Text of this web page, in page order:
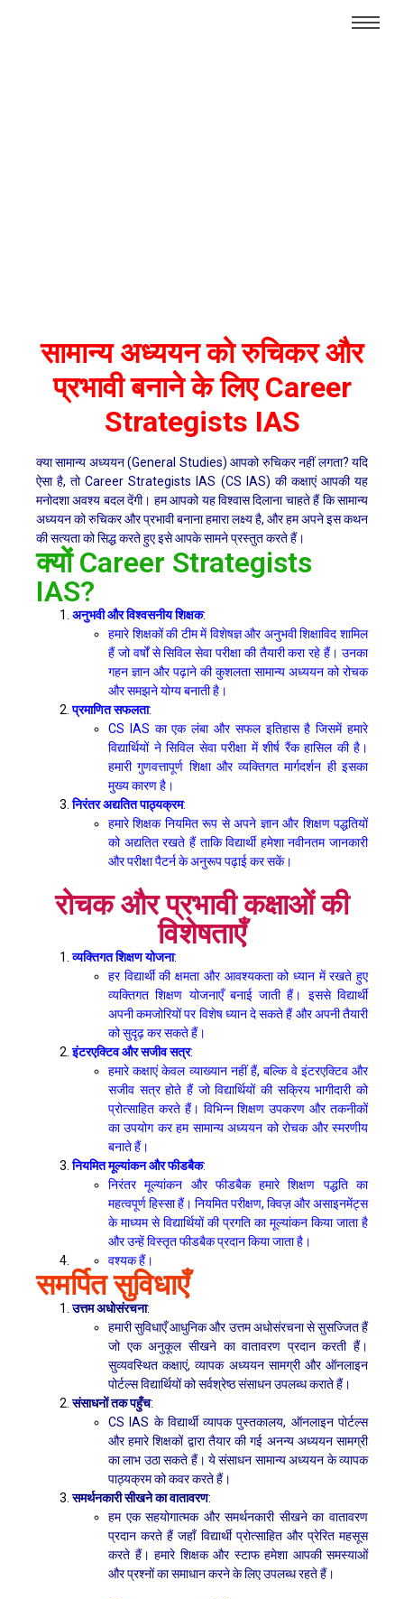
सामान्य अध्ययन को रुचिकर और
प्रभावी बनाने के लिए Career
Strategists IAS
क्या सामान्य अध्ययन (General Studies) आपको रुचिकर नहीं लगता? यदि
ऐसा है, तो Career Strategists IAS (CS IAS) की कक्षाएं आपकी यह
मनोदशा अवश्य बदल देंगी। हम आपको यह विश्वास दिलाना चाहते हैं कि सामान्य
अध्ययन को रुचिकर और प्रभावी बनाना हमारा लक्ष्य है, और हम अपने इस कथन
की सत्यता को सिद्ध करते हुए इसे आपके सामने प्रस्तुत करते हैं।
क्यों Career Strategists
IAS?
अनुभवी और विश्वसनीय शिक्षक:
हमारे शिक्षकों की टीम में विशेषज्ञ और अनुभवी शिक्षाविद शामिल
हैं जो वर्षों से सिविल सेवा परीक्षा की तैयारी करा रहे हैं। उनका
गहन ज्ञान और पढ़ाने की कुशलता सामान्य अध्ययन को रोचक
और समझने योग्य बनाती है।
प्रमाणित सफलता:
CS IAS का एक लंबा और सफल इतिहास है जिसमें हमारे
विद्यार्थियों ने सिविल सेवा परीक्षा में शीर्ष रैंक हासिल की है।
हमारी गुणवत्तापूर्ण शिक्षा और व्यक्तिगत मार्गदर्शन ही इसका
मुख्य कारण है।
निरंतर अद्यतित पाठ्यक्रम:
हमारे शिक्षक नियमित रूप से अपने ज्ञान और शिक्षण पद्धतियों
को अद्यतित रखते हैं ताकि विद्यार्थी हमेशा नवीनतम जानकारी
और परीक्षा पैटर्न के अनुरूप पढ़ाई कर सकें।
रोचक और प्रभावी कक्षाओं की
विशेषताएँ
व्यक्तिगत शिक्षण योजना:
हर विद्यार्थी की क्षमता और आवश्यकता को ध्यान में रखते हुए
व्यक्तिगत शिक्षण योजनाएँ बनाई जाती हैं। इससे विद्यार्थी
अपनी कमजोरियों पर विशेष ध्यान दे सकते हैं और अपनी तैयारी
को सुदृढ़ कर सकते हैं।
इंटरएक्टिव और सजीव सत्र:
हमारे कक्षाएं केवल व्याख्यान नहीं हैं, बल्कि वे इंटरएक्टिव और
सजीव सत्र होते हैं जो विद्यार्थियों की सक्रिय भागीदारी को
प्रोत्साहित करते हैं। विभिन्न शिक्षण उपकरण और तकनीकों
का उपयोग कर हम सामान्य अध्ययन को रोचक और स्मरणीय
बनाते हैं।
नियमित मूल्यांकन और फीडबैक:
निरंतर मूल्यांकन और फीडबैक हमारे शिक्षण पद्धति का
महत्वपूर्ण हिस्सा हैं। नियमित परीक्षण, क्विज़ और असाइनमेंट्स
के माध्यम से विद्यार्थियों की प्रगति का मूल्यांकन किया जाता है
और उन्हें विस्तृत फीडबैक प्रदान किया जाता है।
वश्यक हैं।
समर्पित सुविधाएँ
उत्तम अधोसंरचना:
हमारी सुविधाएँ आधुनिक और उत्तम अधोसंरचना से सुसज्जित हैं
जो एक अनुकूल सीखने का वातावरण प्रदान करती हैं।
सुव्यवस्थित कक्षाएं, व्यापक अध्ययन सामग्री और ऑनलाइन
पोर्टल्स विद्यार्थियों को सर्वश्रेष्ठ संसाधन उपलब्ध कराते हैं।
संसाधनों तक पहुँच:
CS IAS के विद्यार्थी व्यापक पुस्तकालय, ऑनलाइन पोर्टल्स
और हमारे शिक्षकों द्वारा तैयार की गई अनन्य अध्ययन सामग्री
का लाभ उठा सकते हैं। ये संसाधन सामान्य अध्ययन के व्यापक
पाठ्यक्रम को कवर करते हैं।
समर्थनकारी सीखने का वातावरण:
हम एक सहयोगात्मक और समर्थनकारी सीखने का वातावरण
प्रदान करते हैं जहाँ विद्यार्थी प्रोत्साहित और प्रेरित महसूस
करते हैं। हमारे शिक्षक और स्टाफ हमेशा आपकी समस्याओं
और प्रश्नों का समाधान करने के लिए उपलब्ध रहते हैं।